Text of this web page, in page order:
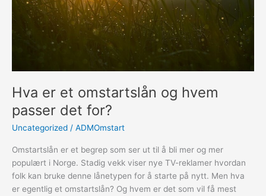
Hva er et omstartslån og hvem
passer det for?
Uncategorized / ADMOmstart
Omstartslån er et begrep som ser ut til å bli mer og mer
populært i Norge. Stadig vekk viser nye TV-reklamer hvordan
folk kan bruke denne lånetypen for å starte på nytt. Men hva
er egentlig et omstartslån? Og hvem er det som vil få mest